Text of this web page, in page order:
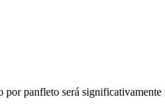
panfleto será significativamente